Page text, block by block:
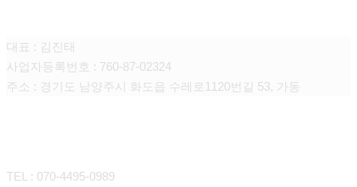
대표 : 김진태
사업자등록번호 : 760-87-02324
주소 : 경기도 남양주시 화도읍 수레로1120번길 53, 가동
TEL : 070-4495-0989